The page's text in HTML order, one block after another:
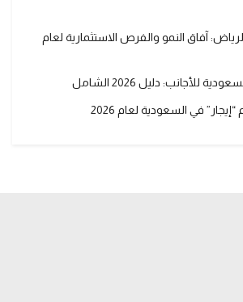
آفاق النمو والفرص الاستثمارية لعام
للأجانب: دليل 2026 الشامل
في السعودية لعام 2026